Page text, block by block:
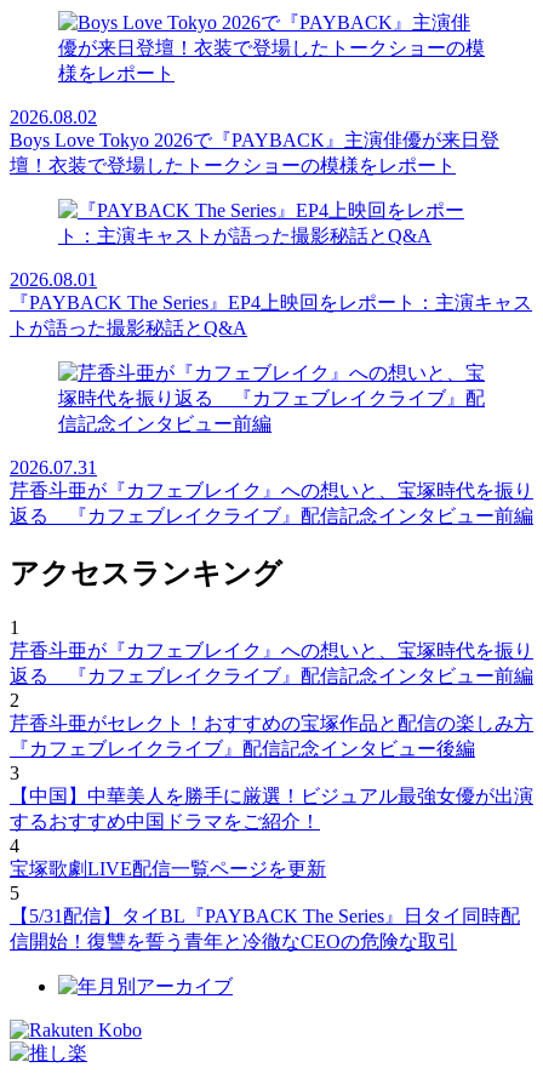
2026.08.02
Boys Love Tokyo 2026で『PAYBACK』主演俳優が来日登
壇！衣装で登場したトークショーの模様をレポート
2026.08.01
『PAYBACK The Series』EP4上映回をレポート：主演キャス
トが語った撮影秘話とQ&A
2026.07.31
芹香斗亜が『カフェブレイク』への想いと、宝塚時代を振り
返る 『カフェブレイクライブ』配信記念インタビュー前編
アクセスランキング
1
芹香斗亜が『カフェブレイク』への想いと、宝塚時代を振り
返る 『カフェブレイクライブ』配信記念インタビュー前編
2
芹香斗亜がセレクト！おすすめの宝塚作品と配信の楽しみ方
『カフェブレイクライブ』配信記念インタビュー後編
3
【中国】中華美人を勝手に厳選！ビジュアル最強女優が出演
するおすすめ中国ドラマをご紹介！
4
宝塚歌劇LIVE配信一覧ページを更新
5
【5/31配信】タイBL『PAYBACK The Series』日タイ同時配
信開始！復讐を誓う青年と冷徹なCEOの危険な取引